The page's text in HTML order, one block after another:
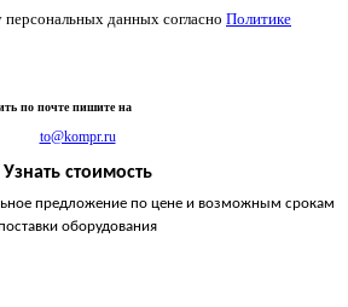
персональных данных согласно Политике
по почте пишите на
to@kompr.ru
Узнать стоимость
предложение по цене и возможным срокам
оборудования